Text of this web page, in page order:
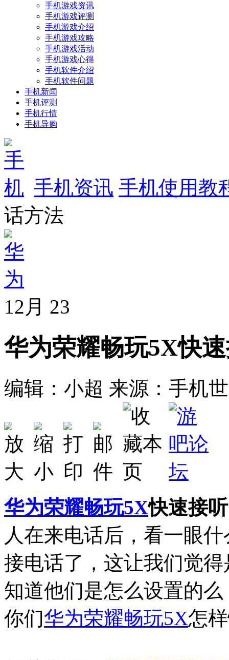
手机游戏资讯
手机游戏评测
手机游戏介绍
手机游戏攻略
手机游戏活动
手机游戏心得
手机软件介绍
手机软件问题
手机新闻
手机评测
手机行情
手机导购
手机资讯 手机使用教
话方法
12月 23
华为荣耀畅玩5X快
编辑：小超 来源：手机
华为荣耀畅玩5X快速接
人在来电话后，看一眼
接电话了，这让我们觉
知道他们是怎么设置的
你们华为荣耀畅玩5X怎